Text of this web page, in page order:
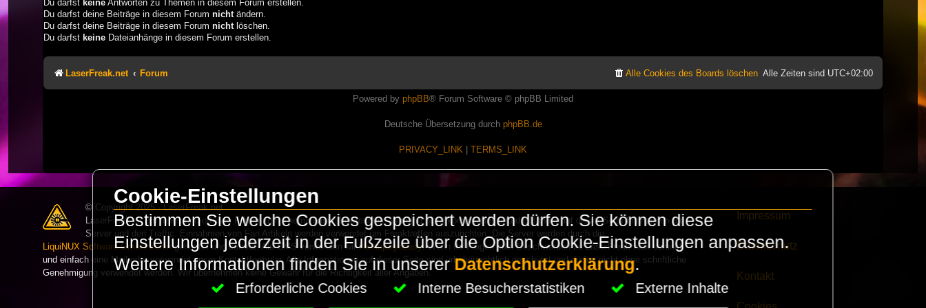
Du darfst keine Antworten zu Themen in diesem Forum erstellen.
Du darfst deine Beiträge in diesem Forum nicht ändern.
Du darfst deine Beiträge in diesem Forum nicht löschen.
Du darfst keine Dateianhänge in diesem Forum erstellen.
LaserFreak.net Forum Alle Zeiten sind UTC+02:00
Alle Cookies des Boards löschen
Powered by phpBB® Forum Software © phpBB Limited
Deutsche Übersetzung durch phpBB.de
PRIVACY_LINK TERMS_LINK
© Copyright 2025 - LaserFreak.net
LaserFreak ist ein freies und offenes Forum zum Thema Lasershowtechnik. Wir sind nicht kommerziell und die Banner auf dieser Seite finanzieren die
Server und den Traffic. Einnahmen von Fan Artikeln werden verwendet um Freaktreffen auszurichten. Die Server werden durch die
LiquiNUX Software GmbH Berlingehostet und betreut. Als CMS verwenden wirHomepageEasy. Wenn Ihr Fragen oder Beschwerden zu LaserFreak habt schickt
und einfach eine Mail oder verwendet unser Kontaktformular. Alle Informationen auf dieser Seite sind urheberrechtlich geschützt und dürfen nicht ohne schriftliche
Genehmigung verwendet werden. Wir übernehmen keine Gewähr für die Richtigkeit aller Angaben.
Impressum
Datenschutz
Kontakt
Cookie-Einstellungen
Bestimmen Sie welche Cookies gespeichert werden dürfen. Sie können diese
Einstellungen jederzeit in der Fußzeile über die Option Cookie-Einstellungen anpassen.
Weitere Informationen finden Sie in unsererDatenschutzerklärung.
Erforderliche Cookies Interne Besucherstatistiken Externe Inhalte